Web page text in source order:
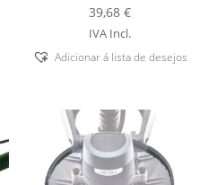
39,68€
IVA Incl.
Adicionar á lista de desejos